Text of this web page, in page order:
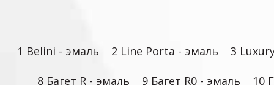
1 Belini - эмаль 2 Line Porta - эмаль 3
8 Багет R - эмаль 9 Багет R0 - эмаль 10